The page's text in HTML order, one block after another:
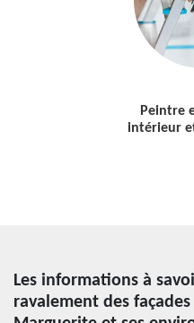
Peintre
intérieur
Les informations à
ravalement des